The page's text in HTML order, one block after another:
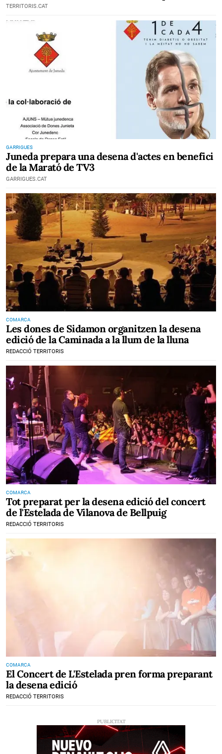
TERRITORIS.CAT
GARRIGUES
Juneda prepara una desena d'actes en benefici
de la Marató de TV3
GARRIGUES.CAT
COMARCA
Les dones de Sidamon organitzen la desena
edició de la Caminada a la llum de la lluna
REDACCIÓ TERRITORIS
COMARCA
Tot preparat per la desena edició del concert
de l'Estelada de Vilanova de Bellpuig
REDACCIÓ TERRITORIS
COMARCA
El Concert de L'Estelada pren forma preparant
la desena edició
REDACCIÓ TERRITORIS